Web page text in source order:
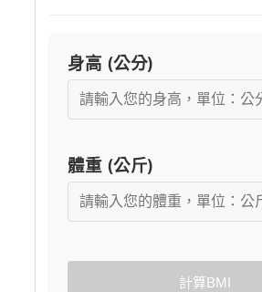
身高 (公分)
體重 (公斤)
計算BMI